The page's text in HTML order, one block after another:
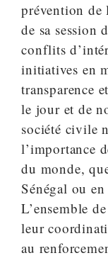
prévention
de sa session
conflits
initiatives en
transparence
le jour et de
société civile
l’importance
du monde,
Sénégal ou
L’ensemble
leur
au